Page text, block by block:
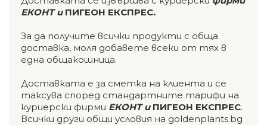
ЕКОНТ и ПИГЕОН ЕКСПРЕС.
За да получите всички продукти с обща
доставка, моля добавете всеки от тях в
една общакошница.
Доставката е за сметка на клиента и се
таксува според стандартните тарифи на
куриерски фирми ЕКОНТ и ПИГЕОН ЕКСПРЕС.
Всички други общи условия на goldenplants.bg